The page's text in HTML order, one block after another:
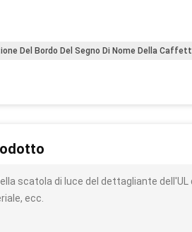
Del Bordo Del Segno Di Nome Della
scatola di luce del dettagliante dell'UL
ecc.